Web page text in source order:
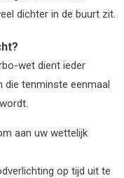
dichter in de buurt zit.
wet dient ieder
die tenminste eenmaal
aan uw wettelijk
op tijd uit te